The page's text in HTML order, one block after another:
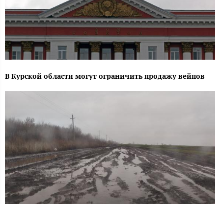
В Курской области могут ограничить продажу вейпов